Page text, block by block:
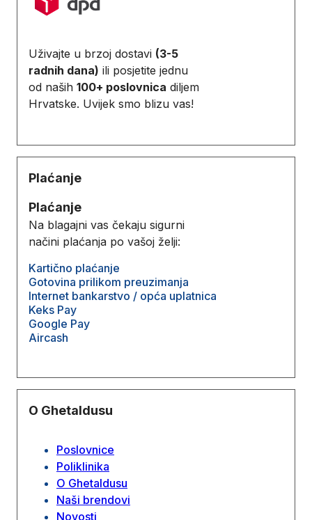
Uživajte u brzoj dostavi (3-5
radnih dana) ili posjetite jednu
od naših 100+ poslovnica diljem
Hrvatske. Uvijek smo blizu vas!
Plaćanje
Plaćanje
Na blagajni vas čekaju sigurni
načini plaćanja po vašoj želji:
Kartično plaćanje
Gotovina prilikom preuzimanja
Internet bankarstvo / opća uplatnica
Keks Pay
Google Pay
Aircash
O Ghetaldusu
Poslovnice
Poliklinika
O Ghetaldusu
Naši brendovi
Novosti